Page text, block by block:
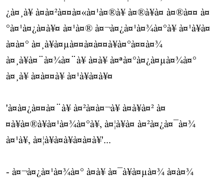
¿à¤¸à¥ à¤à¤²à¤¤à¤«à¤¹à¤®à¥ à¤®à¥à¤ à¤®à¤¤ à¤
°à¤¹à¤¿à¤à¥¤ à¤¹à¤® à¤¬à¤¿à¤¹à¤¾à¤°à¥ à¤¹à¥à¤
à¤à¤° à¤¸à¥à¤µà¤¤à¤à¤¤à¥à¤°à¤¤à¤¾
à¤¸à¥à¤¨à¤¾à¤¨à¥ à¤à¥ à¤ªà¤°à¤¿à¤µà¤¾à¤°
à¤¸à¥ à¤à¤¤à¥ à¤¹à¥à¤à¥¤
'à¤à¤¿à¤¤à¤¨à¥ à¤²à¤à¤¬à¥ à¤à¥à¤² à¤
¤à¥à¤®à¥à¤¹à¤¾à¤°à¥, à¤¦à¥à¤ à¤²à¤¿à¤¯à¤¾
à¤¹à¥, à¤¦à¥à¤à¥à¤à¤à¥'...
- à¤¬à¤¿à¤¹à¤¾à¤° à¤à¥ à¤¯à¥à¤µà¤¾ à¤à¤¾